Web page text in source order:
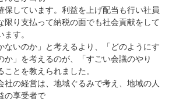
保しています。利益を上げ配当も行い社員
限り支払って納税の面でも社会貢献をして
す。
ないのか」と考えるより、「どのようにす
か」を考えるのが、「すごい会議のやり
とを教えられました。
社の経営は、地域ぐるみで考え、地域の人
の享受者で